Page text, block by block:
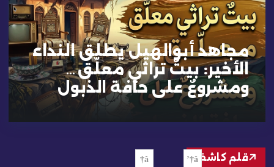
مجاهد أبوالهيل يطلق النداء
الأخير: بيتٌ تراثي معلّق…
ومشروعٌ على حافة الذبول
قلم كاشف